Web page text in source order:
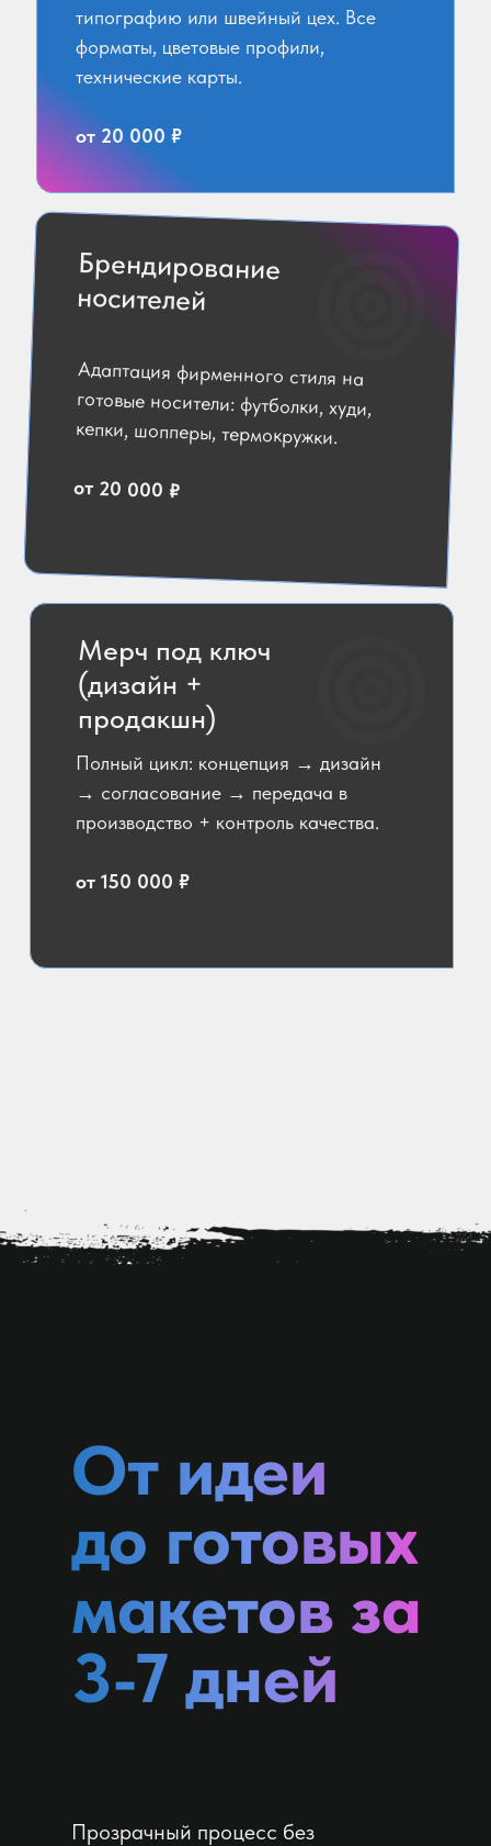
Брендирование
носителей
Адаптация фирменного стиля на
готовые носители: футболки, худи,
кепки, шопперы, термокружки.
от 20 000 ₽
Мерч под ключ
(дизайн +
продакшн)
Полный цикл: концепция → дизайн
→ согласование → передача в
производство + контроль качества.
от 150 000 ₽
типографию или швейный цех. Все
форматы, цветовые профили,
технические карты.
от 20 000 ₽
Прозрачный процесс без
От идеи
до готовых
макетов за
3-7 дней